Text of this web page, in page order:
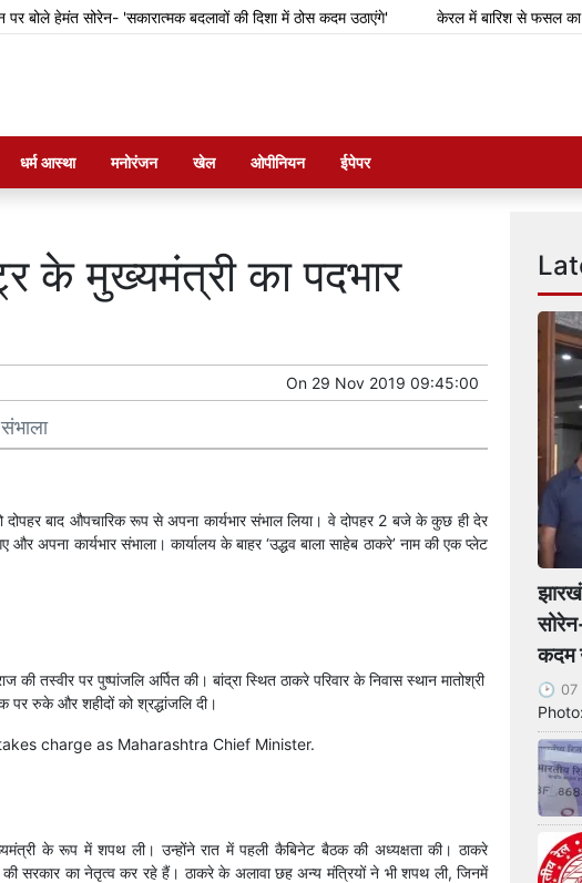
हेमंत सोरेन- 'सकारात्मक बदलावों की दिशा में ठोस कदम उठाएंगे' केरल में बारिश से फसल का
धर्म आस्था मनोरंजन खेल ओपीनियन ईपेपर
के मुख्यमंत्री का पदभार
On 29 Nov 2019 09:45:00
दोपहर बाद औपचारिक रूप से अपना कार्यभार संभाल लिया। वे दोपहर 2 बजे के कुछ ही देर
अपना कार्यभार संभाला। कार्यालय के बाहर ‘उद्धव बाला साहेब ठाकरे’ नाम की एक प्लेट
तस्वीर पर पुष्पांजलि अर्पित की। बांद्रा स्थित ठाकरे परिवार के निवास स्थान मातोश्री
पर रुके और शहीदों को श्रद्धांजलि दी।
charge as Maharashtra Chief Minister.
के रूप में शपथ ली। उन्होंने रात में पहली कैबिनेट बैठक की अध्यक्षता की। ठाकरे
की सरकार का नेतृत्व कर रहे हैं। ठाकरे के अलावा छह अन्य मंत्रियों ने भी शपथ ली, जिनमें
कदम
07